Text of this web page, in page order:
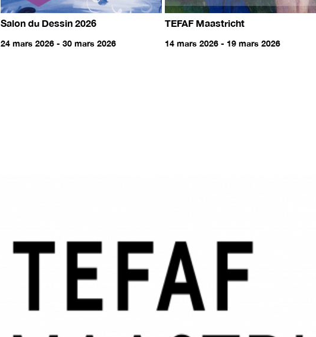
Salon du Dessin 2026
24 mars 2026 - 30 mars 2026
TEFAF Maastricht
14 mars 2026 - 19 mars 2026